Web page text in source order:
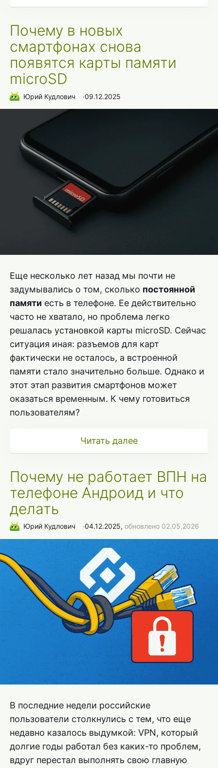
Почему в новых
смартфонах снова
появятся карты памяти
microSD
Юрий Кудлович ∙09.12.2025
Еще несколько лет назад мы почти не
задумывались о том, сколько постоянной
памяти есть в телефоне. Ее действительно
часто не хватало, но проблема легко
решалась установкой карты microSD. Сейчас
ситуация иная: разъемов для карт
фактически не осталось, а встроенной
памяти стало значительно больше. Однако и
этот этап развития смартфонов может
оказаться временным. К чему готовиться
пользователям?
Читать далее
Почему не работает ВПН на
телефоне Андроид и что
делать
Юрий Кудлович ∙04.12.2025, обновлено 02.05.2026
В последние недели российские
пользователи столкнулись с тем, что еще
недавно казалось выдумкой: VPN, который
долгие годы работал без каких-то проблем,
вдруг перестал выполнять свою главную